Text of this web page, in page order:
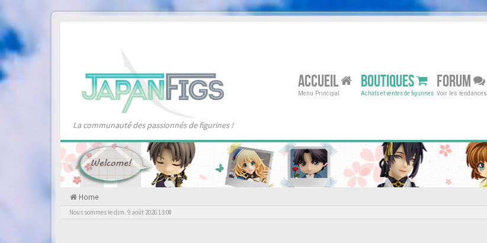
La communauté des passionnés de figurines !
ACCUEIL
Menu Principal
BOUTIQUES
Achats et ventes de figurines
FORUM
Voir les tendances
Home
Nous sommes le dim. 9 août 2026 13:08